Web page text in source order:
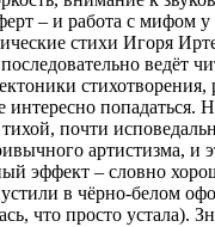
– и работа с мифом
стихи Игоря
ведёт
стихотворения,
попадаться.
почти
артистизма, и
эффект – словно
в чёрно-белом
что просто устала).